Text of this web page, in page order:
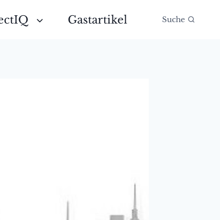
Gastartikel Suche